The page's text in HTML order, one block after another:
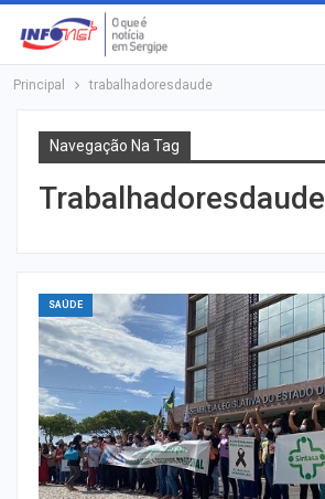
Principal trabalhadoresdaude
Navegação Na Tag
Trabalhadoresdaude
SAÚDE